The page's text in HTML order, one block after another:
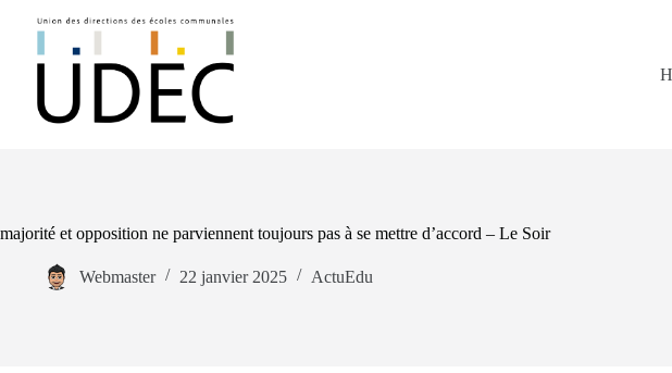
majorité et opposition ne parviennent toujours pas à se mettre d’accord – Le Soir
Webmaster 22 janvier 2025 ActuEdu